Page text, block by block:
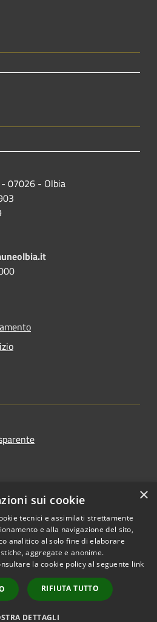
07026 - Olbia
Copyright © 2026 • Comune di
Municipium•
Accesso
redazione
×
sui cookie
tecnici e assimilati strettamente
e alla navigazione del sito,
analitico al solo fine di elaborare
aggregate e anonime.
la cookie policy al seguente link
RIFIUTA TUTTO
DETTAGLI